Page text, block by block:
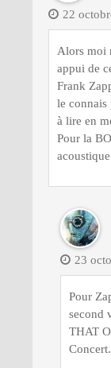
22
Alors moi
appui de
Frank
le connais
à lire en
Pour la
23
Pour
second
THAT
Concert.